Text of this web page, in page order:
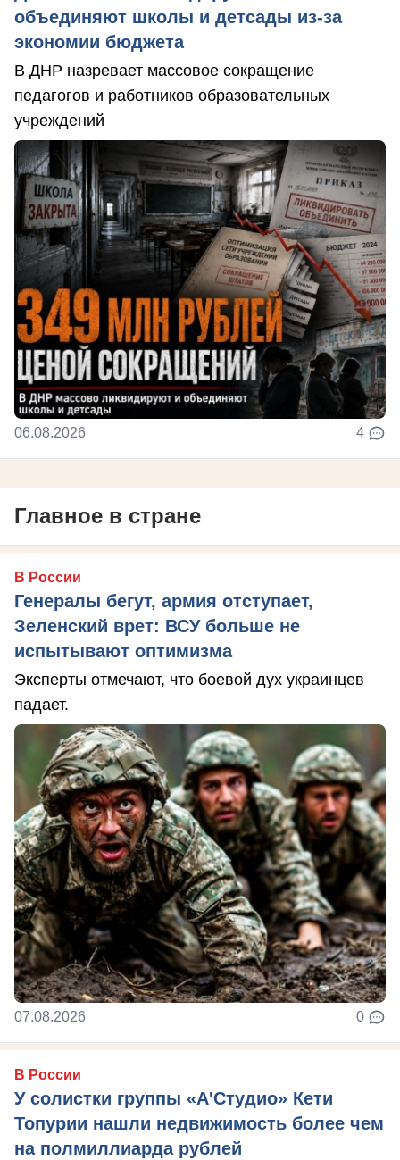
объединяют школы и детсады из-за
экономии бюджета
В ДНР назревает массовое сокращение
педагогов и работников образовательных
учреждений
06.08.2026 4
Главное в стране
В России
Генералы бегут, армия отступает,
Зеленский врет: ВСУ больше не
испытывают оптимизма
Эксперты отмечают, что боевой дух украинцев
падает.
07.08.2026 0
В России
У солистки группы «А'Студио» Кети
Топурии нашли недвижимость более чем
на полмиллиарда рублей